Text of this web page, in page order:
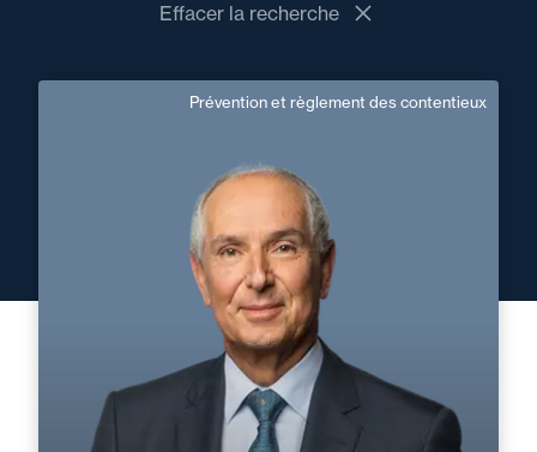
Effacer la recherche
Prévention et règlement des contentieux
Construction / Infrastructures
Domaine d’expertises :
Prévention et règlement des contentieux
Paris La Défense
+33 1 46 24 30 30
christophe.lapp@fidal.com